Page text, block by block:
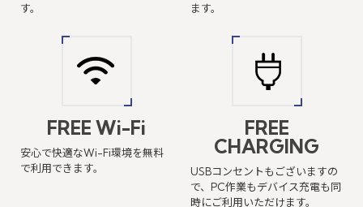
す。
ます。
FREE Wi-Fi
安心で快適なWi-Fi環境を無料
で利用できます。
FREE
CHARGING
USBコンセントもございますの
で、PC作業もデバイス充電も同
時にご利用いただけます。